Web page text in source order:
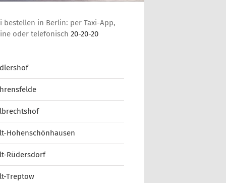
bestellen in Berlin: per Taxi-App,
oder telefonisch 20-20-20
Hohenschönhausen
Rüdersdorf
Treptow